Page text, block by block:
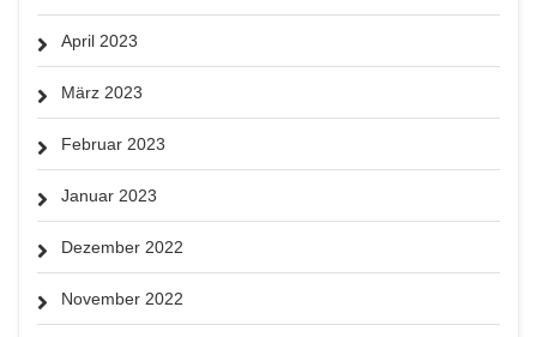
April 2023
März 2023
Februar 2023
Januar 2023
Dezember 2022
November 2022